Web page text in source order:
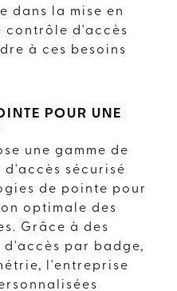
dans la mise en
contrôle d'accès
à ces besoins
POUR UNE
une gamme de
sécurisé
de pointe pour
optimale des
Grâce à des
d'accès par badge,
l'entreprise